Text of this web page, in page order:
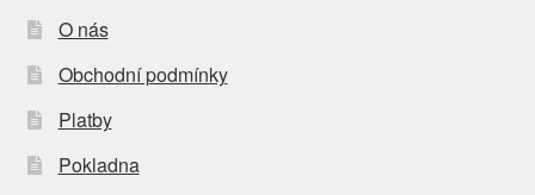
O nás
Obchodní podmínky
Platby
Pokladna